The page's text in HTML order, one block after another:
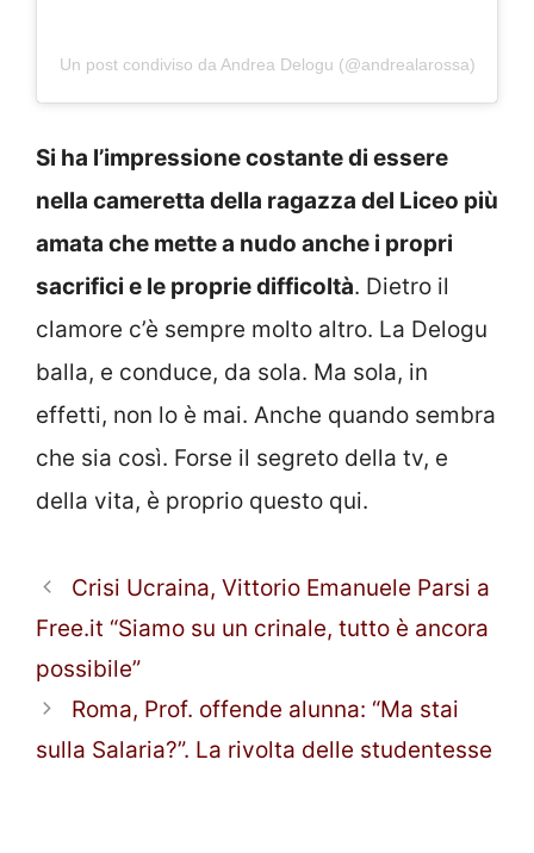
Un post condiviso da Andrea Delogu (@andrealarossa)
Si ha l’impressione costante di essere
nella cameretta della ragazza del Liceo più
amata che mette a nudo anche i propri
sacrifici e le proprie difficoltà. Dietro il
clamore c’è sempre molto altro. La Delogu
balla, e conduce, da sola. Ma sola, in
effetti, non lo è mai. Anche quando sembra
che sia così. Forse il segreto della tv, e
della vita, è proprio questo qui.
Crisi Ucraina, Vittorio Emanuele Parsi a
Free.it “Siamo su un crinale, tutto è ancora
possibile”
Roma, Prof. offende alunna: “Ma stai
sulla Salaria?”. La rivolta delle studentesse